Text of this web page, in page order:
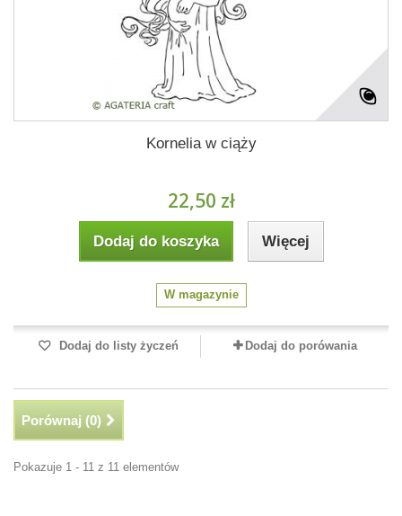
Kornelia w ciąży
22,50 zł
Dodaj do koszyka Więcej
W magazynie
Dodaj do listy życzeń Dodaj do porówania
Porównaj (0)
Pokazuje 1 - 11 z 11 elementów